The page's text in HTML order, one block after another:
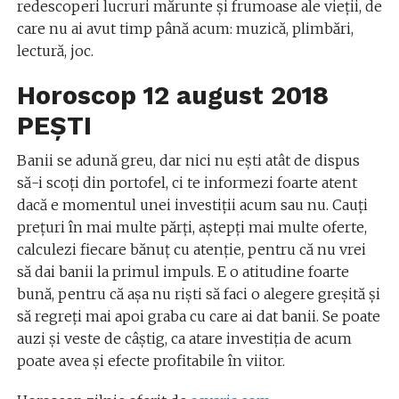
redescoperi lucruri mărunte şi frumoase ale vieţii, de
care nu ai avut timp până acum: muzică, plimbări,
lectură, joc.
Horoscop 12 august 2018
PEȘTI
Banii se adună greu, dar nici nu eşti atât de dispus
să-i scoţi din portofel, ci te informezi foarte atent
dacă e momentul unei investiţii acum sau nu. Cauţi
preţuri în mai multe părţi, aştepţi mai multe oferte,
calculezi fiecare bănuţ cu atenţie, pentru că nu vrei
să dai banii la primul impuls. E o atitudine foarte
bună, pentru că aşa nu rişti să faci o alegere greşită şi
să regreţi mai apoi graba cu care ai dat banii. Se poate
auzi şi veste de câştig, ca atare investiţia de acum
poate avea şi efecte profitabile în viitor.